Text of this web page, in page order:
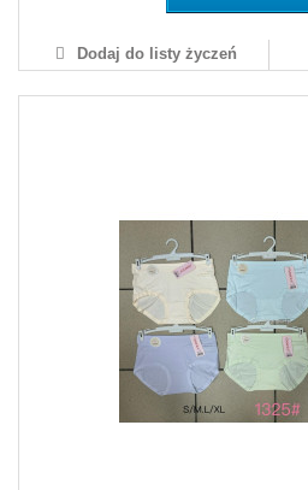
Dodaj do listy życzeń